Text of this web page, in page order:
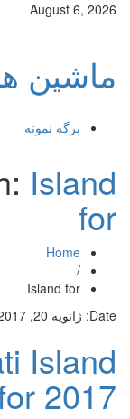
August 6, 2026
ماشین
برگه نمونه
Island
for
Home
/
Island for
Date: ژانویه 20, 2017 0
Island
2017